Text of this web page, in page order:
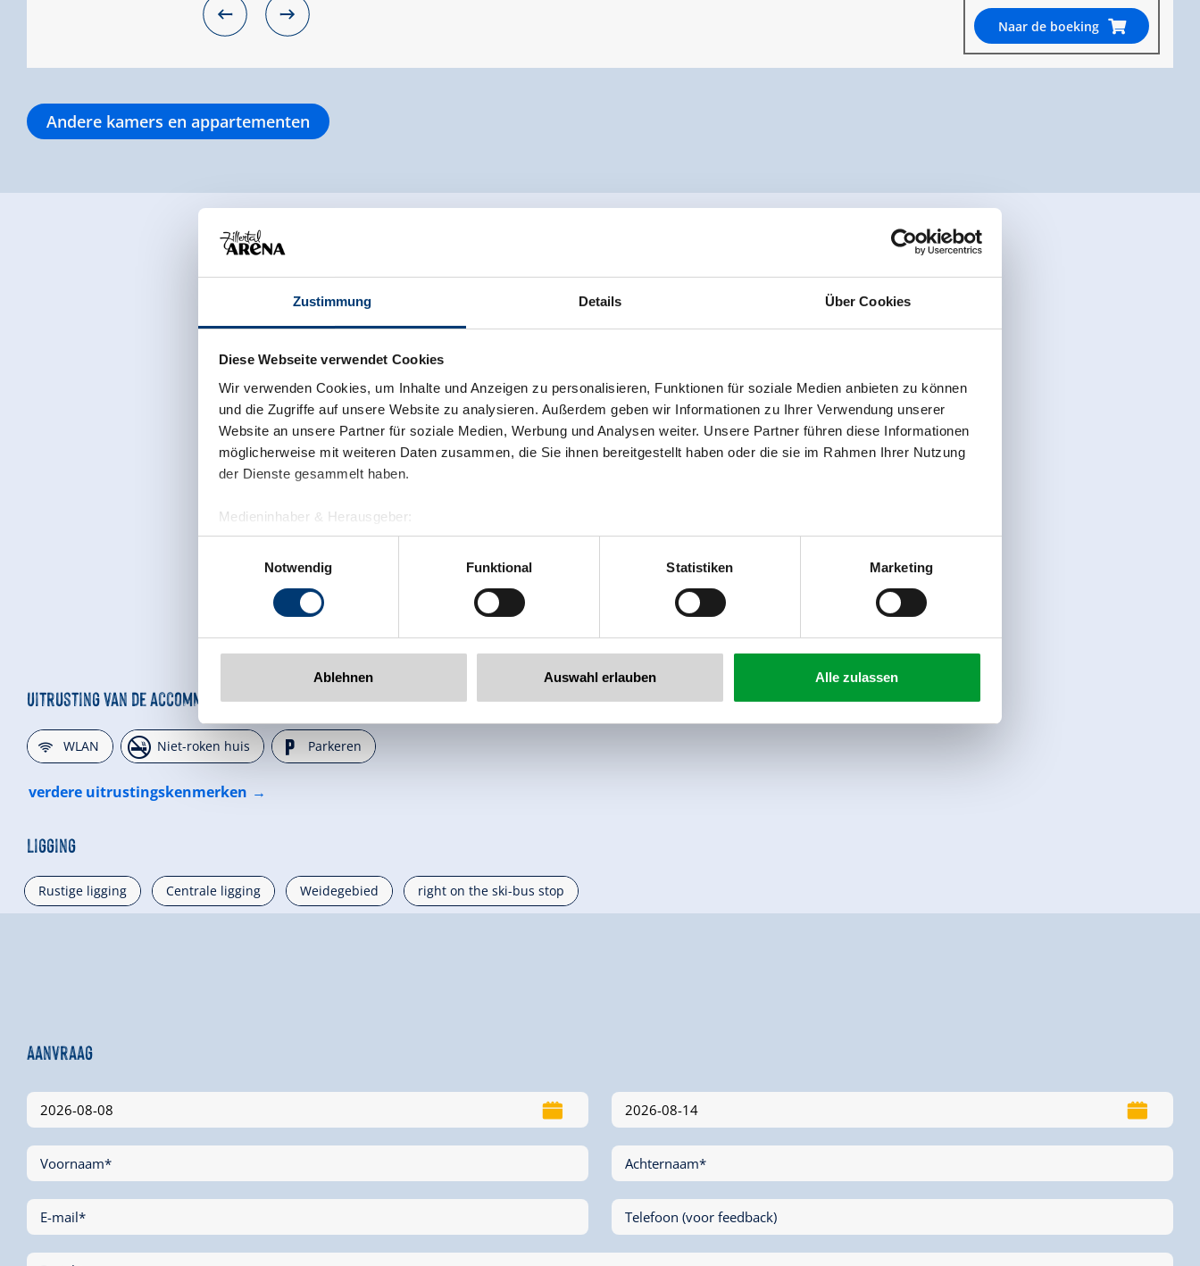
Zustimmung Details Über Cookies
Diese Webseite verwendet Cookies
Wir verwenden Cookies, um Inhalte und Anzeigen zu personalisieren, Funktionen für soziale Medien anbieten zu können
und die Zugriffe auf unsere Website zu analysieren. Außerdem geben wir Informationen zu Ihrer Verwendung unserer
Website an unsere Partner für soziale Medien, Werbung und Analysen weiter. Unsere Partner führen diese Informationen
möglicherweise mit weiteren Daten zusammen, die Sie ihnen bereitgestellt haben oder die sie im Rahmen Ihrer Nutzung
der Dienste gesammelt haben.
Medieninhaber & Herausgeber:
Zeller Bergbahnen Zillertal GmbH & Co KG
Rohr 23// A-6280 Zell am Ziller
www.zillertalarena.com
Notwendig
Funktional Statistiken Marketing
Ablehnen Auswahl erlauben Alle zulassen
Naar de boeking
Andere kamers en appartementen
Uitrusting van de accommodatie
🜉WLAN 🏝Niet-roken huis 🐈Parkeren
verdere uitrustingskenmerken
Ligging
Rustige ligging Centrale ligging Weidegebied right on the ski-bus stop
Aanvraag
Voornaam* Achternaam*
E-mail* Telefoon (voor feedback)